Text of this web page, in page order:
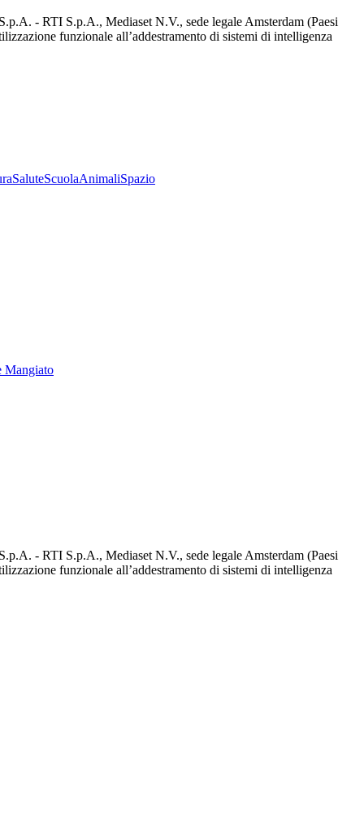
- RTI S.p.A., Mediaset N.V., sede legale Amsterdam (Paesi
funzionale all’addestramento di sistemi di intelligenza
SaluteScuolaAnimaliSpazio
Mangiato
- RTI S.p.A., Mediaset N.V., sede legale Amsterdam (Paesi
funzionale all’addestramento di sistemi di intelligenza